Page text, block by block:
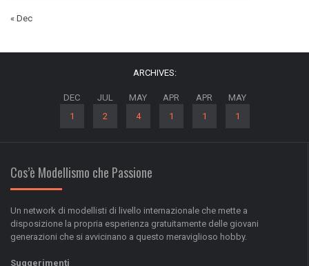
« Dec
ARCHIVES:
DEC
1
JUL
2
MAY
4
APR
1
APR
1
MAY
1
Cos’è Modellismo che Passione
Un network di modellisti di livello internazionale che mette a
disposizione la propria esperienza gratuitamente delle giovani
generazioni che si avvicinano a questo meraviglioso hobby.
Suggerimenti